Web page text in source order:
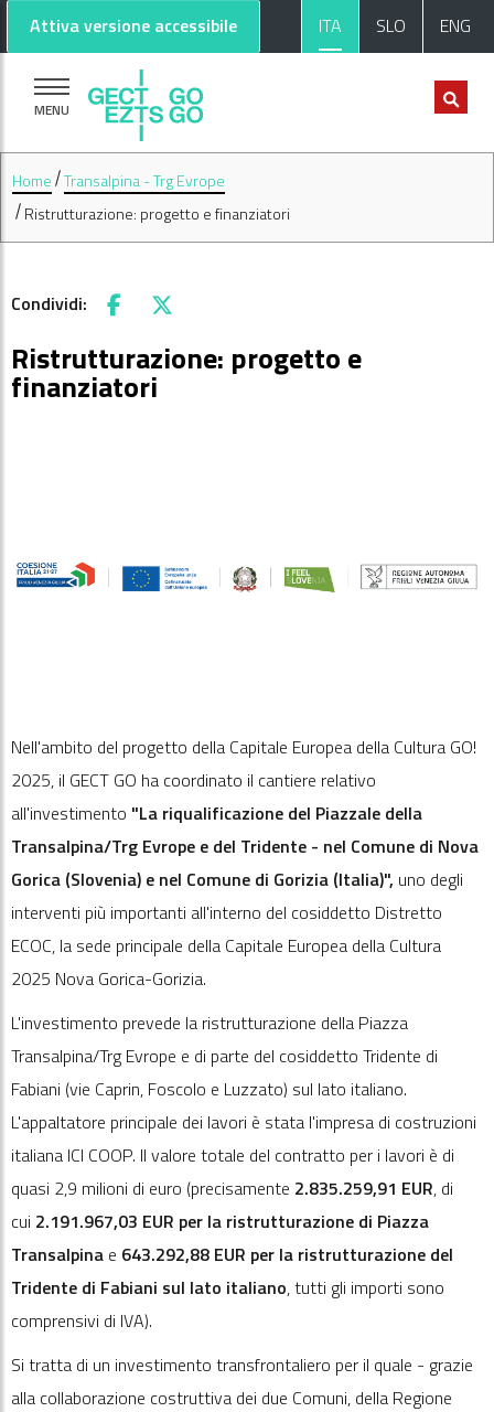
Vai al contenuto principale
Vai al footer
Attiva versione accessibile ITA SLO ENG
MENU
Home Transalpina - Trg Evrope
Ristrutturazione: progetto e finanziatori
Condividi: Facebook
X
Ristrutturazione: progetto e
finanziatori
Nell'ambito del progetto della Capitale Europea della Cultura GO!
2025, il GECT GO ha coordinato il cantiere relativo
all'investimento "La riqualificazione del Piazzale della
Transalpina/Trg Evrope e del Tridente - nel Comune di Nova
Gorica (Slovenia) e nel Comune di Gorizia (Italia)", uno degli
interventi più importanti all'interno del cosiddetto Distretto
ECOC, la sede principale della Capitale Europea della Cultura
2025 Nova Gorica-Gorizia.
L'investimento prevede la ristrutturazione della Piazza
Transalpina/Trg Evrope e di parte del cosiddetto Tridente di
Fabiani (vie Caprin, Foscolo e Luzzato) sul lato italiano.
L'appaltatore principale dei lavori è stata l'impresa di costruzioni
italiana ICI COOP. Il valore totale del contratto per i lavori è di
quasi 2,9 milioni di euro (precisamente 2.835.259,91 EUR, di
cui 2.191.967,03 EUR per la ristrutturazione di Piazza
Transalpina e 643.292,88 EUR per la ristrutturazione del
Tridente di Fabiani sul lato italiano, tutti gli importi sono
comprensivi di IVA).
Si tratta di un investimento transfrontaliero per il quale - grazie
alla collaborazione costruttiva dei due Comuni, della Regione